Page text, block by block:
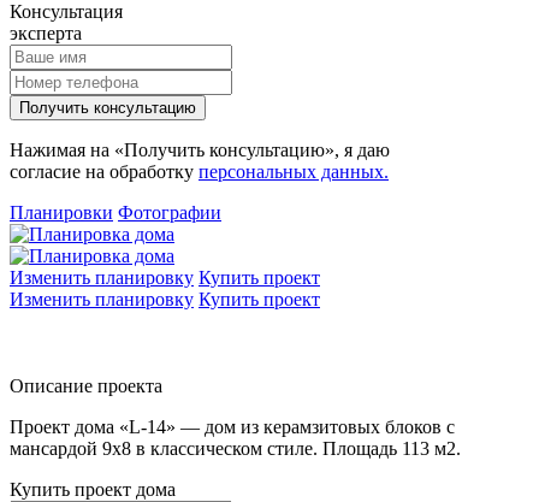
Консультация
эксперта
Получить консультацию
Нажимая на «Получить консультацию», я даю
согласие на обработку персональных данных.
Планировки Фотографии
Изменить планировку Купить проект
Изменить планировку Купить проект
Описание проекта
Проект дома «L-14» — дом из керамзитовых блоков с
мансардой 9х8 в классическом стиле. Площадь 113 м2.
Купить проект дома